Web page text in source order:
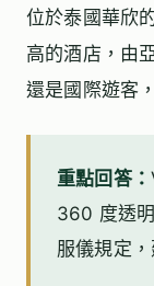
位於泰國華欣
高的酒店，由
還是國際遊客
重點回答：
360 度透
服儀規定